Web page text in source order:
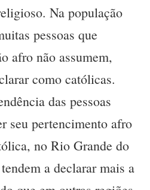
Na população
pessoas que
afro não assumem,
como católicas.
das pessoas
seu pertencimento afro
no Rio Grande do
a declarar mais a